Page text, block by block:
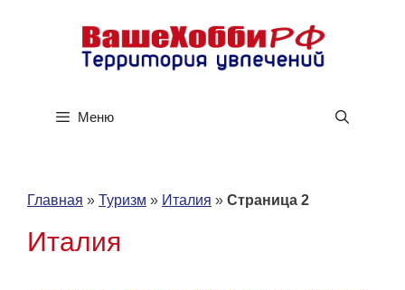
содержимому
Меню
Главная » Туризм » Италия » Страница 2
Италия